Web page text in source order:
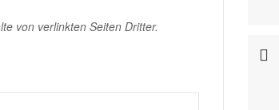
von verlinkten Seiten Dritter.